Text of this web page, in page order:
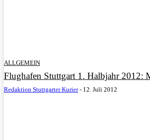
ALLGEMEIN
Flughafen Stuttgart 1. Halbjahr 2012:
Redaktion Stuttgarter Kurier - 12. Juli 2012